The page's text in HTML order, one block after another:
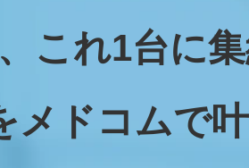
これ1台に
メドコムで